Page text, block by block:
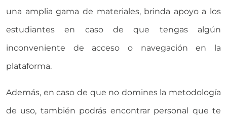
una amplia gama de materiales, brinda apoyo a los
estudiantes en caso de que tengas algún
inconveniente de acceso o navegación en la
plataforma.
Además, en caso de que no domines la metodología
de uso, también podrás encontrar personal que te